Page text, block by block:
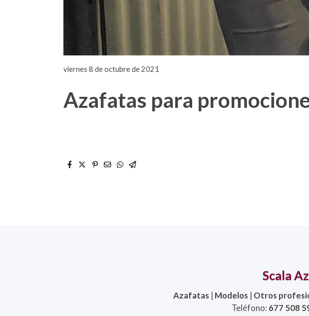
viernes 8 de octubre de 2021
Azafatas para
Scala
Azafatas | Modelos | Otros
Teléfono: 677 508